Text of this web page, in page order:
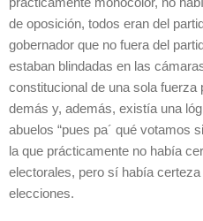
prácticamente monocolor, no
de oposición, todos eran del
gobernador que no fuera del
estaban blindadas en las
constitucional de una sola
demás y, además, existía una
abuelos “pues pa´ qué votamos
la que prácticamente no había
electorales, pero sí había
elecciones.